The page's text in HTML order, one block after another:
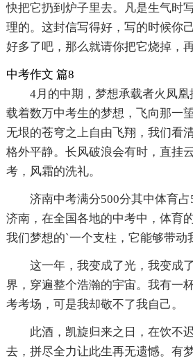
快把它扔到炉子里去。凡是生气时
理的。这封信写得好，写的时候你
好多了吧，那么就请你把它烧掉，
中考作文 篇8
4月的中期，梦想承载者火凤凰
载着数万中考生的梦想，飞向那一
无垠的苍穹之上自由飞翔，我们看
格外平静。长风破浪会有时，直挂
考，风霜的洗礼。
济南中考满分500分其中体育
济南，在全国各地的中考中，体育
我们梦想的`一个支柱，它能够带动
这一年，我变成了光，我变成
界，穿遍整个浩瀚的宇宙。我有一
考考场，可是我却敬不了我自己。
此酒，凯旋归来之日，在饮不
去，拼尽全力让此生再无遗憾。有